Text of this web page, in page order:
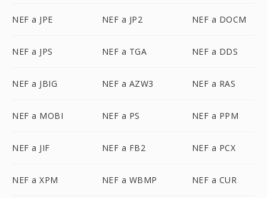
NEF a JPE NEF a JP2 NEF a DOCM
NEF a JPS NEF a TGA NEF a DDS
NEF a JBIG NEF a AZW3 NEF a RAS
NEF a MOBI NEF a PS NEF a PPM
NEF a JIF NEF a FB2 NEF a PCX
NEF a XPM NEF a WBMP NEF a CUR